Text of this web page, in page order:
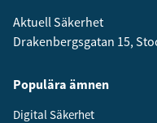
Aktuell Säkerhet
Drakenbergsgatan 15,
Populära ämnen
Digital Säkerhet